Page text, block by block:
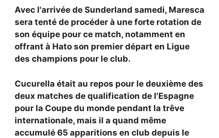
Avec l'arrivée de Sunderland samedi, Maresca
sera tenté de procéder à une forte rotation de
son équipe pour ce match, notamment en
offrant à Hato son premier départ en Ligue
des champions pour le club.
Cucurella était au repos pour le deuxième des
deux matches de qualification de l'Espagne
pour la Coupe du monde pendant la trêve
internationale, mais il a quand même
accumulé 65 apparitions en club depuis le